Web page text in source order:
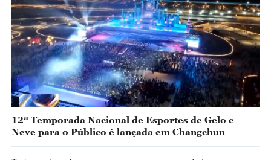
12ª Temporada Nacional de Esportes de Gelo e
Neve para o Público é lançada em Changchun